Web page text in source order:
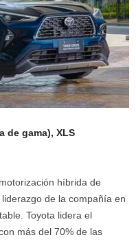
de gama), XLS
híbrida de
de la compañía en
Toyota lidera el
más del 70% de las